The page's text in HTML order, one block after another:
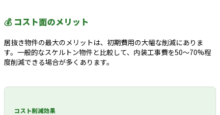
💰 コスト面のメリット
居抜き物件の最大のメリットは、初期費用の大幅な削減にありま
す。一般的なスケルトン物件と比較して、内装工事費を50～70%程
度削減できる場合が多くあります。
コスト削減効果